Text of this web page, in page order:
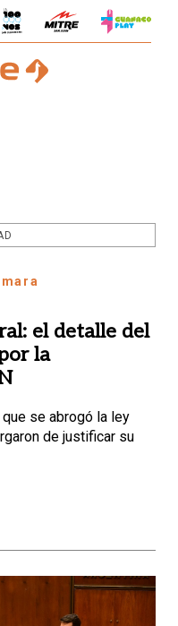
el detalle del
la
se abrogó la ley
de justificar su